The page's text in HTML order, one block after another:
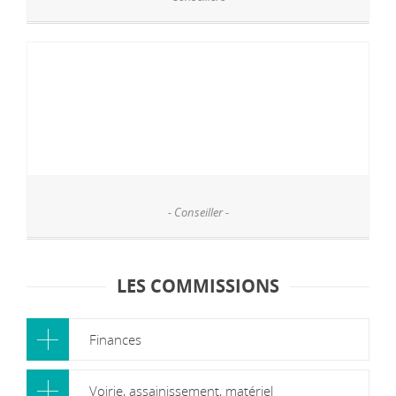
- Conseiller -
LES COMMISSIONS
Finances
Voirie, assainissement, matériel